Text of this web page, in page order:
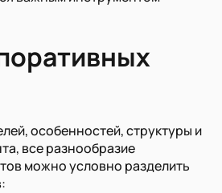
особенностей, структуры и
все разнообразие
можно условно разделить